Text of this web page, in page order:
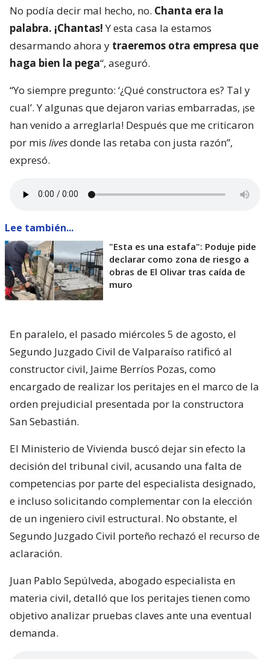
No podía decir mal hecho, no. Chanta era la
palabra. ¡Chantas!Y esta casa la estamos
desarmando ahora y traeremos otra empresa que
haga bien la pega“, aseguró.
“Yo siempre pregunto: ‘¿Qué constructora es? Tal y
cual’. Y algunas que dejaron varias embarradas, ¡se
han venido a arreglarla! Después que me criticaron
por mis livesdonde las retaba con justa razón”,
expresó.
Lee también...
"Esta es una estafa": Poduje pide
declarar como zona de riesgo a
obras de El Olivar tras caída de
muro
En paralelo, el pasado miércoles 5 de agosto, el
Segundo Juzgado Civil de Valparaíso ratificó al
constructor civil, Jaime Berríos Pozas, como
encargado de realizar los peritajes en el marco de la
orden prejudicial presentada por la constructora
San Sebastián.
El Ministerio de Vivienda buscó dejar sin efecto la
decisión del tribunal civil, acusando una falta de
competencias por parte del especialista designado,
e incluso solicitando complementar con la elección
de un ingeniero civil estructural. No obstante, el
Segundo Juzgado Civil porteño rechazó el recurso de
aclaración.
Juan Pablo Sepúlveda, abogado especialista en
materia civil, detalló que los peritajes tienen como
objetivo analizar pruebas claves ante una eventual
demanda.